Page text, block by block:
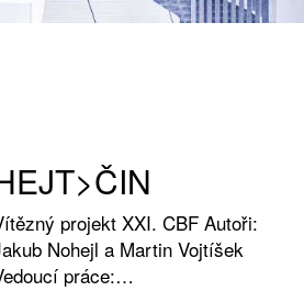
projekt XXI. CBF Autoři:
Nohejl a Martin Vojtíšek
práce:…